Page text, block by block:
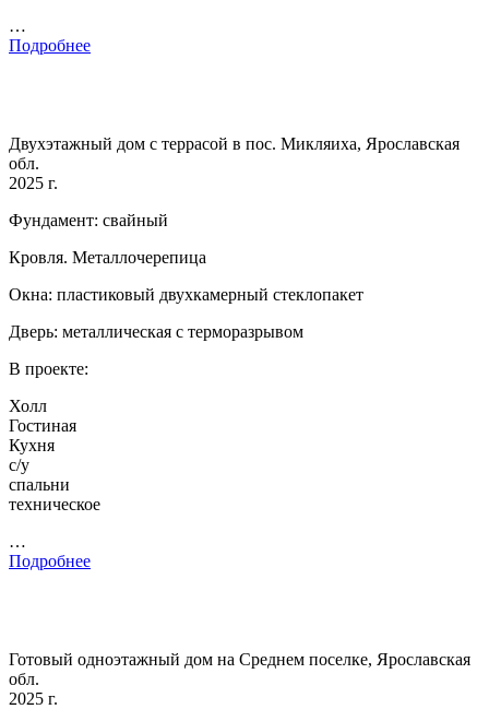
…
Подробнее
Двухэтажный дом с террасой в пос. Микляиха, Ярославская
обл.
2025 г.
Фундамент: свайный
Кровля. Металлочерепица
Окна: пластиковый двухкамерный стеклопакет
Дверь: металлическая с терморазрывом
В проекте:
Холл
Гостиная
Кухня
с/у
спальни
техническое
…
Подробнее
Готовый одноэтажный дом на Среднем поселке, Ярославская
обл.
2025 г.